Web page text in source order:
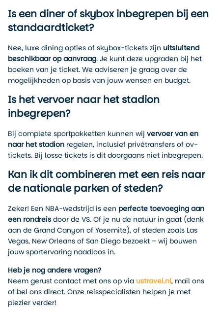
Is een diner of skybox inbegrepen bij een
standaardticket?
Nee, luxe dining opties of skybox-tickets zijn uitsluitend
beschikbaar op aanvraag. Je kunt deze upgraden bij het
boeken van je ticket. We adviseren je graag over de
mogelijkheden op basis van jouw wensen en budget.
Is het vervoer naar het stadion
inbegrepen?
Bij complete sportpakketten kunnen wij vervoer van en
naar het stadion regelen, inclusief privétransfers of ov-
tickets. Bij losse tickets is dit doorgaans niet inbegrepen.
Kan ik dit combineren met een reis naar
de nationale parken of steden?
Zeker! Een NBA-wedstrijd is een perfecte toevoeging aan
een rondreis door de VS. Of je nu de natuur in gaat (denk
aan de Grand Canyon of Yosemite), of steden zoals Las
Vegas, New Orleans of San Diego bezoekt – wij bouwen
jouw sportervaring naadloos in.
Heb je nog andere vragen?
Neem gerust contact met ons op via ustravel.nl, mail ons
of bel ons direct. Onze reisspecialisten helpen je met
plezier verder!